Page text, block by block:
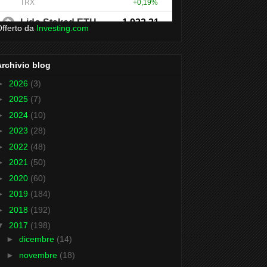
da Investing.com
blog
2026 (3)
2025 (7)
2024 (10)
2023 (28)
2022 (48)
2021 (50)
2020 (60)
2019 (184)
2018 (192)
2017 (198)
► dicembre (14)
► novembre (18)